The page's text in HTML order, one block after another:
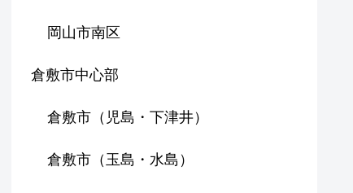
岡山市南区
倉敷市中心部
倉敷市（児島・下津井）
倉敷市（玉島・水島）